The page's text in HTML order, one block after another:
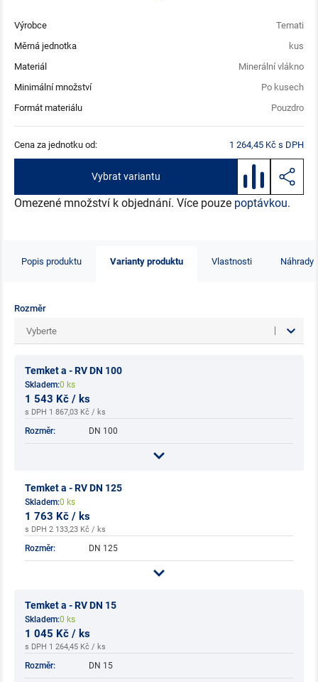
Výrobce
Temati
Měrná jednotka
kus
Materiál
Minerální vlákno
Minimální množství
Po kusech
Formát materiálu
Pouzdro
Cena za jednotku od: 1 264,45 Kč s DPH
Vybrat variantu
Omezené množství k objednání. Více pouze poptávkou.
Popis produktu Varianty produktu Vlastnosti Náhrady
Rozměr
Vyberte
Temket a - RV DN 100
Skladem:0 ks
1 543 Kč / ks
s DPH 1 867,03 Kč / ks
Rozměr: DN 100
Temket a - RV DN 125
Skladem:0 ks
1 763 Kč / ks
s DPH 2 133,23 Kč / ks
Rozměr: DN 125
Temket a - RV DN 15
Skladem:0 ks
1 045 Kč / ks
s DPH 1 264,45 Kč / ks
Rozměr: DN 15